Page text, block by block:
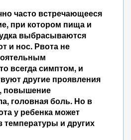
часто встречающееся
при котором пища и
выбрасываются
и нос. Рвота не
всегда симптом, и
другие проявления
повышение
головная боль. Но в
у ребенка может
температуры и других